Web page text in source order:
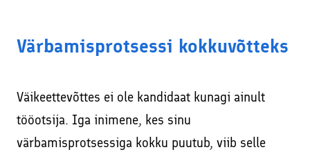
Värbamisprotsessi kokkuvõtteks
Väikeettevõttes ei ole kandidaat kunagi ainult
tööotsija. Iga inimene, kes sinu
värbamisprotsessiga kokku puutub, viib selle